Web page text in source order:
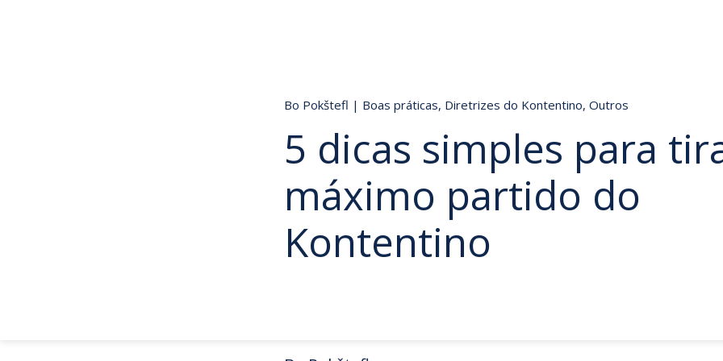
Bo Pokštefl | Boas práticas, Diretrizes do Kontentino, Outros
5 dicas simples para
máximo partido do
Kontentino